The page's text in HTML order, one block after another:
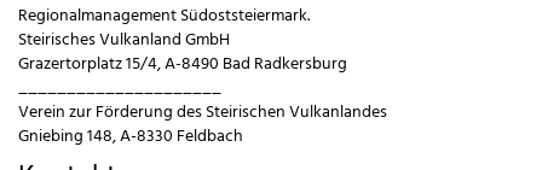
Regionalmanagement Südoststeiermark.
Steirisches Vulkanland GmbH
Grazertorplatz 15/4, A-8490 Bad Radkersburg
_____________________
Verein zur Förderung des Steirischen Vulkanlandes
Gniebing 148, A-8330 Feldbach